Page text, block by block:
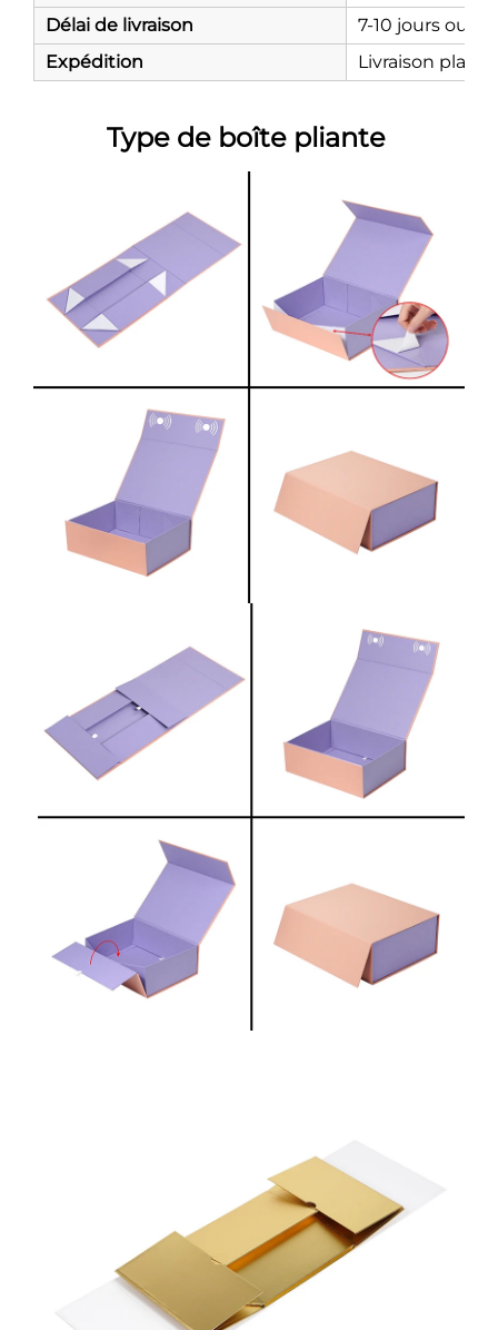
Délai de livraison
7-10 jours
Expédition
Livraison plate
Type de boîte pliante